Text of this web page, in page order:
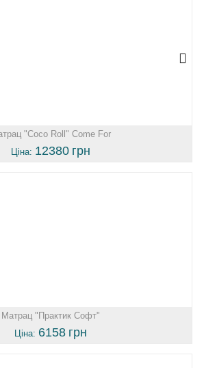
"Coco Roll" Come For
Ціна: 12380 грн
Матрац "Практик Софт"
Ціна: 6158 грн